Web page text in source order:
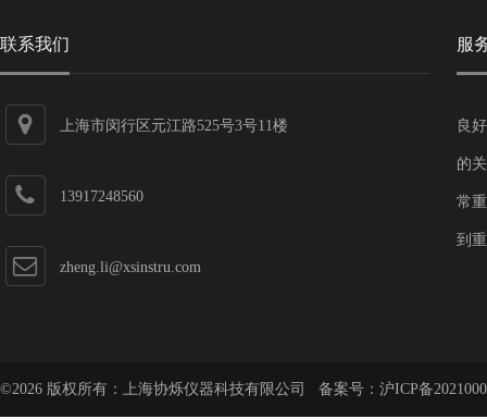
联系我们
上海市闵行区元江路525号3号11楼
13917248560
zheng.li@xsinstru.com
服
良
的
常
到
©2026 版权所有：上海协烁仪器科技有限公司 备案号： 沪ICP备